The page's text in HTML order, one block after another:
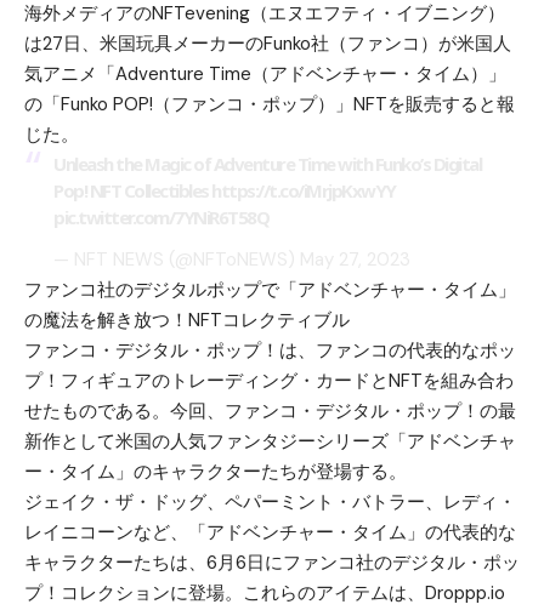
海外メディアのNFTevening（エヌエフティ・イブニング）
は27日、米国玩具メーカーのFunko社（ファンコ）が米国人
気アニメ「Adventure Time（アドベンチャー・タイム）」
の「Funko POP!（ファンコ・ポップ）」NFTを販売すると報
じた。
ファンコ社のデジタルポップで「アドベンチャー・タイム」
の魔法を解き放つ！NFTコレクティブル
ファンコ・デジタル・ポップ！は、ファンコの代表的なポッ
プ！フィギュアのトレーディング・カードとNFTを組み合わ
せたものである。今回、ファンコ・デジタル・ポップ！の最
新作として米国の人気ファンタジーシリーズ「アドベンチャ
ー・タイム」のキャラクターたちが登場する。
ジェイク・ザ・ドッグ、ペパーミント・バトラー、レディ・
レイニコーンなど、「アドベンチャー・タイム」の代表的な
キャラクターたちは、6月6日にファンコ社のデジタル・ポッ
プ！コレクションに登場。これらのアイテムは、Droppp.io